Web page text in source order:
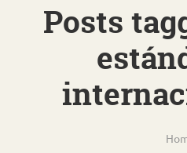
Posts